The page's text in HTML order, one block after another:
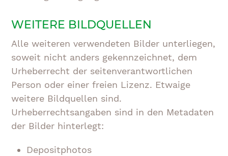
WEITERE BILDQUELLEN
Alle weiteren verwendeten Bilder unterliegen,
soweit nicht anders gekennzeichnet, dem
Urheberrecht der seitenverantwortlichen
Person oder einer freien Lizenz. Etwaige
weitere Bildquellen sind.
Urheberrechtsangaben sind in den Metadaten
der Bilder hinterlegt:
Depositphotos